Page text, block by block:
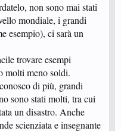
non sono mai stati
mondiale, i grandi
esempio), ci sarà un
trovare esempi
molti meno soldi.
di più, grandi
sono stati molti, tra cui
un disastro. Anche
scienziata e insegnante